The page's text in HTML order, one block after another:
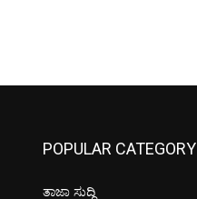
POPULAR CATEGORY
ತಾಜಾ ಸುದ್ದಿ